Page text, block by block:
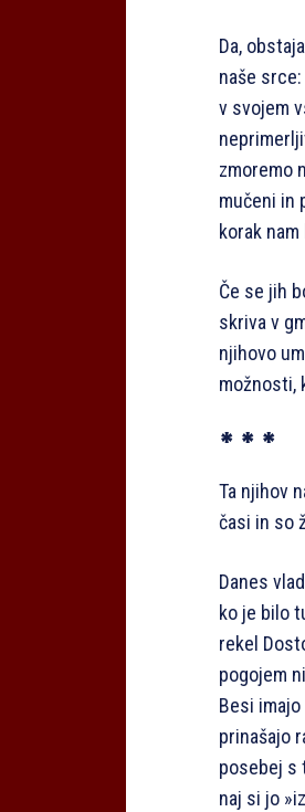
Da,
naše
v svojem
zmoremo
mučeni in
korak
Če se jih
skriva v
njihovo
možnosti,
* * *
Ta njihov
časi in so
Danes
ko je bilo
rekel
pogojem
Besi
prinašajo
posebej s
naj si jo